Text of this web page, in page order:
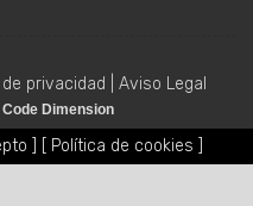
] [ Política de cookies ]
privacidad Aviso Legal
Dimension